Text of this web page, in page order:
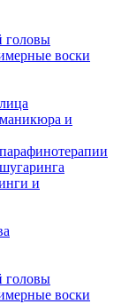
головы
воски
и
и
головы
воски